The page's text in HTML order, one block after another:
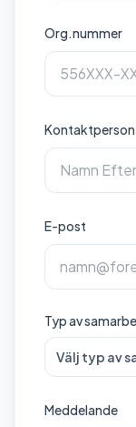
Org.nummer
Kontaktperson
E-post
Typ av
Välj typ av
Meddelande